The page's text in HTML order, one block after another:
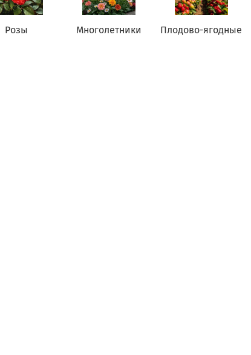
Розы Многолетники Плодово-ягодные